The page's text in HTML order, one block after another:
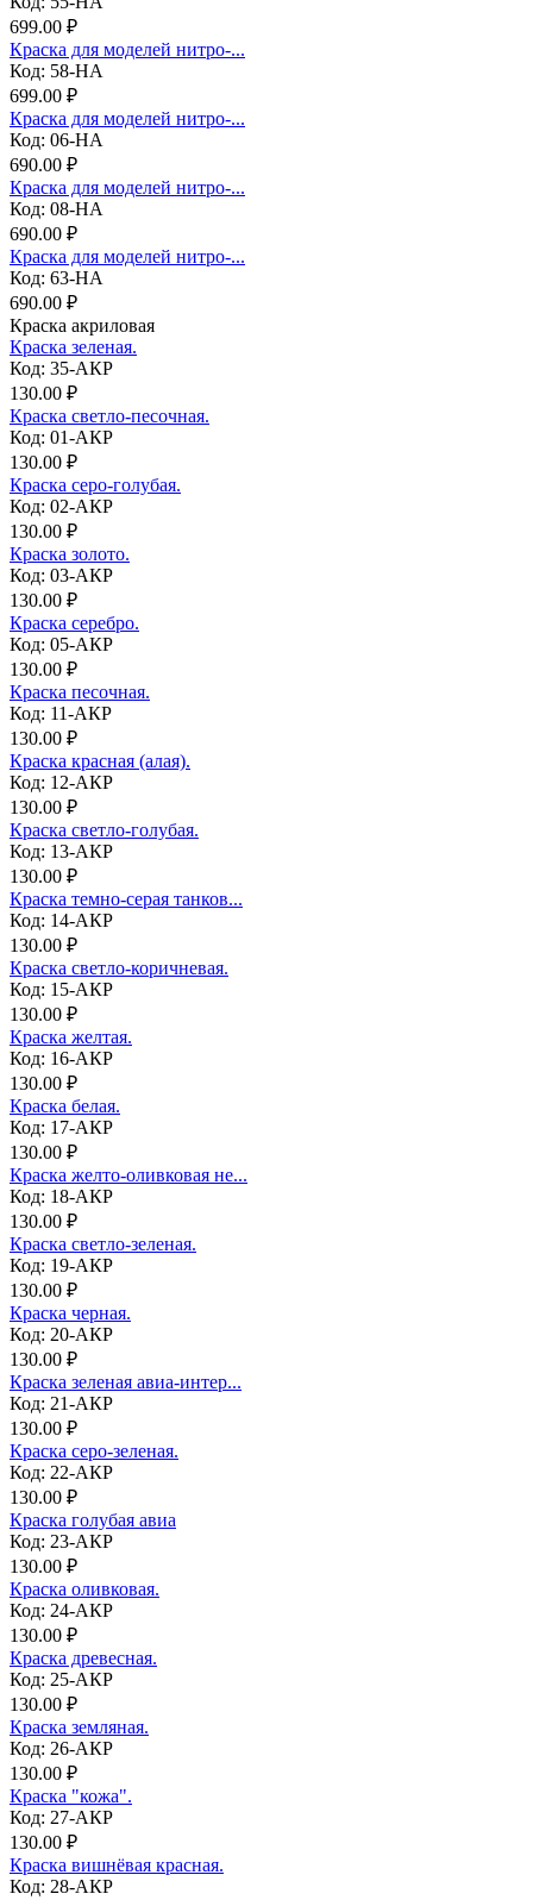
699.00 ₽
Краска для моделей нитро-...
Код: 58-НА
699.00 ₽
Краска для моделей нитро-...
Код: 06-НА
690.00 ₽
Краска для моделей нитро-...
Код: 08-НА
690.00 ₽
Краска для моделей нитро-...
Код: 63-НА
690.00 ₽
Краска акриловая
Краска зеленая.
Код: 35-АКР
130.00 ₽
Краска светло-песочная.
Код: 01-АКР
130.00 ₽
Краска серо-голубая.
Код: 02-АКР
130.00 ₽
Краска золото.
Код: 03-АКР
130.00 ₽
Краска серебро.
Код: 05-АКР
130.00 ₽
Краска песочная.
Код: 11-АКР
130.00 ₽
Краска красная (алая).
Код: 12-АКР
130.00 ₽
Краска светло-голубая.
Код: 13-АКР
130.00 ₽
Краска темно-серая танков...
Код: 14-АКР
130.00 ₽
Краска светло-коричневая.
Код: 15-АКР
130.00 ₽
Краска желтая.
Код: 16-АКР
130.00 ₽
Краска белая.
Код: 17-АКР
130.00 ₽
Краска желто-оливковая не...
Код: 18-АКР
130.00 ₽
Краска светло-зеленая.
Код: 19-АКР
130.00 ₽
Краска черная.
Код: 20-АКР
130.00 ₽
Краска зеленая авиа-интер...
Код: 21-АКР
130.00 ₽
Краска серо-зеленая.
Код: 22-АКР
130.00 ₽
Краска голубая авиа
Код: 23-АКР
130.00 ₽
Краска оливковая.
Код: 24-АКР
130.00 ₽
Краска древесная.
Код: 25-АКР
130.00 ₽
Краска земляная.
Код: 26-АКР
130.00 ₽
Краска "кожа".
Код: 27-АКР
130.00 ₽
Краска вишнёвая красная.
Код: 28-АКР